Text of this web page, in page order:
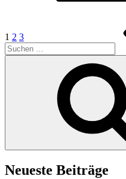
1 2 3
Neueste Beiträge